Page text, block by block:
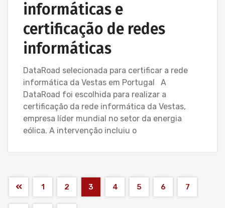
informáticas e
certificação de redes
informáticas
DataRoad selecionada para certificar a rede
informática da Vestas em Portugal A
DataRoad foi escolhida para realizar a
certificação da rede informática da Vestas,
empresa líder mundial no setor da energia
eólica. A intervenção incluiu o
1 2 3 4 5 6 7